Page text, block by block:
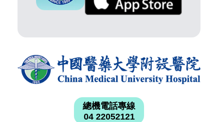
總機電話專線
04 22052121